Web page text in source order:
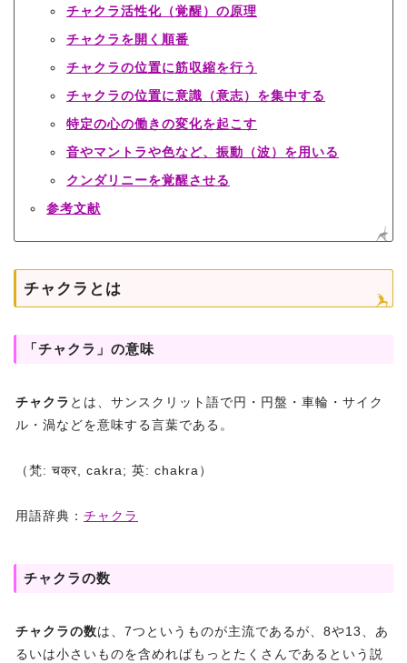
チャクラ活性化（覚醒）の原理
チャクラを開く順番
チャクラの位置に筋収縮を行う
チャクラの位置に意識（意志）を集中する
特定の心の働きの変化を起こす
音やマントラや色など、振動（波）を用いる
クンダリニーを覚醒させる
参考文献
チャクラとは
「チャクラ」の意味
チャクラ とは、サンスクリット語で円・円盤・車輪・サイク
ル・渦などを意味する言葉である。
（梵: चक्र, cakra; 英: chakra）
用語辞典： チャクラ
チャクラの数
チャクラの数は、7つというものが主流であるが、8や13、あ
るいは小さいものを含めればもっとたくさんであるという説